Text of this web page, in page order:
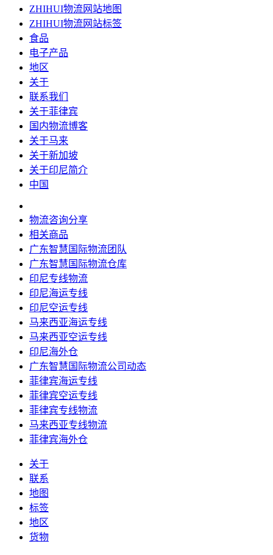
ZHIHUI物流网站地图
ZHIHUI物流网站标签
食品
电子产品
地区
关于
联系我们
关于菲律宾
国内物流博客
关于马来
关于新加坡
关于印尼简介
中国
物流咨询分享
相关商品
广东智慧国际物流团队
广东智慧国际物流仓库
印尼专线物流
印尼海运专线
印尼空运专线
马来西亚海运专线
马来西亚空运专线
印尼海外仓
广东智慧国际物流公司动态
菲律宾海运专线
菲律宾空运专线
菲律宾专线物流
马来西亚专线物流
菲律宾海外仓
关于
联系
地图
标签
地区
货物